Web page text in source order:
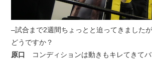
–試合まで2週間ちょっとと迫ってきました
どうですか？
原口 コンディションは動きもキレてきてバ